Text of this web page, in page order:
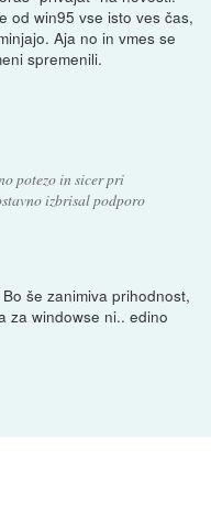
od win95 vse isto ves čas,
Aja no in vmes se
spremenili.
potezo in sicer pri
izbrisal podporo
še zanimiva prihodnost,
za windowse ni.. edino